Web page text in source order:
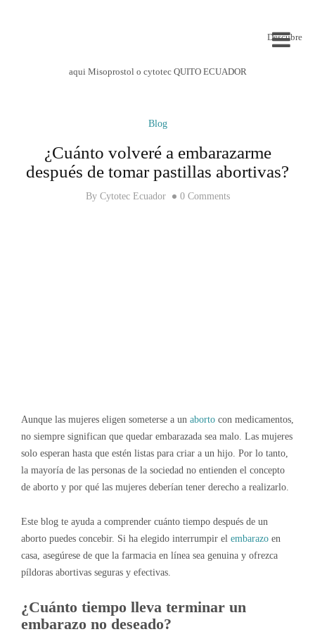
Descubre
aqui Misoprostol o cytotec QUITO ECUADOR
Blog
¿Cuánto volveré a embarazarme
después de tomar pastillas abortivas?
By Cytotec Ecuador 0 Comments
Aunque las mujeres eligen someterse a un aborto con medicamentos,
no siempre significan que quedar embarazada sea malo. Las mujeres
solo esperan hasta que estén listas para criar a un hijo. Por lo tanto,
la mayoría de las personas de la sociedad no entienden el concepto
de aborto y por qué las mujeres deberían tener derecho a realizarlo.
Este blog te ayuda a comprender cuánto tiempo después de un
aborto puedes concebir. Si ha elegido interrumpir el embarazo en
casa, asegúrese de que la farmacia en línea sea genuina y ofrezca
píldoras abortivas seguras y efectivas.
¿Cuánto tiempo lleva terminar un
embarazo no deseado?